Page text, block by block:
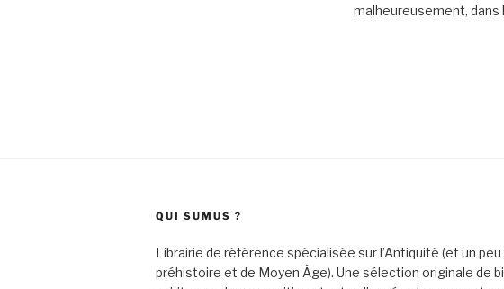
malheureusement, dans
QUI SUMUS ?
Librairie de référence spécialisée sur l’Antiquité (et un
préhistoire et de Moyen Âge). Une sélection originale de